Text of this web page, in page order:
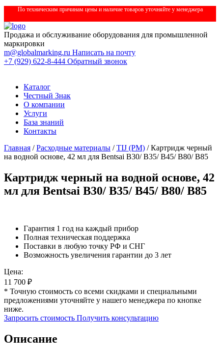
По техническим причинам цены и наличие товаров уточняйте у менеджера
Продажа и обслуживание оборудования для промышленной
маркировки
m@globalmarking.ru Написать на почту
+7 (929) 622-8-444 Обратный звонок
Каталог
Честный Знак
О компании
Услуги
База знаний
Контакты
Главная /Расходные материалы /TIJ (РМ) / Картридж черный
на водной основе, 42 мл для Bentsai B30/ B35/ B45/ B80/ B85
Картридж черный на водной основе, 42
мл для Bentsai B30/ B35/ B45/ B80/ B85
Гарантия 1 год на каждый прибор
Полная техническая поддержка
Поставки в любую точку РФ и СНГ
Возможность увеличения гарантии до 3 лет
Цена:
11 700 ₽
* Точную стоимость со всеми скидками и специальными
предложениями уточняйте у нашего менеджера по кнопке
ниже.
Запросить стоимость Получить консультацию
Описание